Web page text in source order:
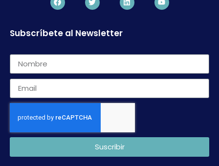
Subscríbete al Newsletter
Suscribir